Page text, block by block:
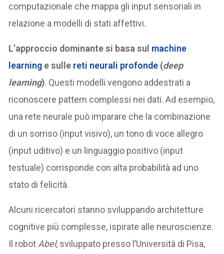
computazionale che mappa gli input sensoriali in
relazione a modelli di stati affettivi.
L’approccio dominante si basa sul machine
learning e sulle reti neurali profonde (deep
learning). Questi modelli vengono addestrati a
riconoscere pattern complessi nei dati. Ad esempio,
una rete neurale può imparare che la combinazione
di un sorriso (input visivo), un tono di voce allegro
(input uditivo) e un linguaggio positivo (input
testuale) corrisponde con alta probabilità ad uno
stato di felicità.
Alcuni ricercatori stanno sviluppando architetture
cognitive più complesse, ispirate alle neuroscienze.
Il robot Abel, sviluppato presso l’Università di Pisa,